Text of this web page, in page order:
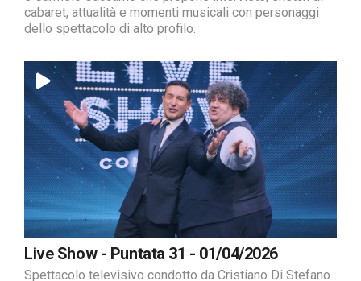
cabaret, attualità e momenti musicali con personaggi
dello spettacolo di alto profilo.
Live Show - Puntata 31 - 01/04/2026
Spettacolo televisivo condotto da Cristiano Di Stefano